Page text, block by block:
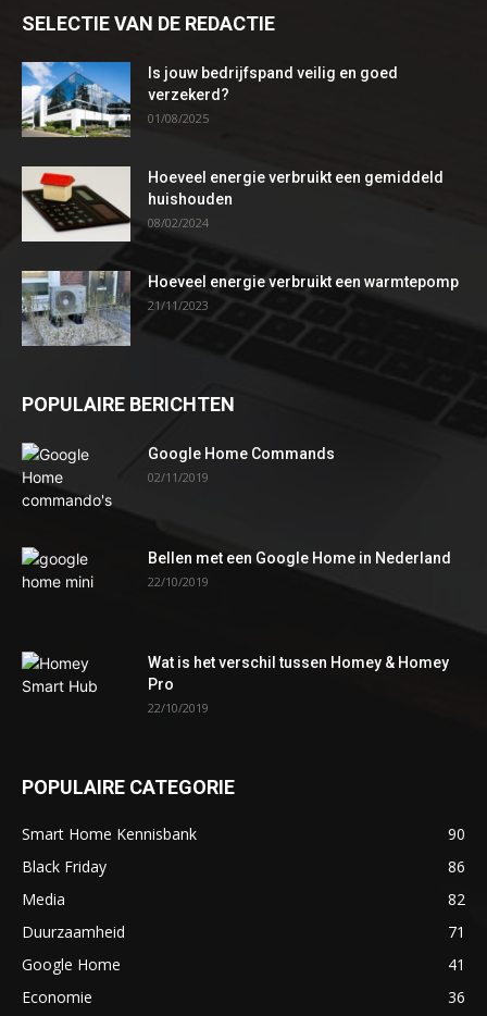
SELECTIE VAN DE REDACTIE
Is jouw bedrijfspand veilig en goed
verzekerd?
01/08/2025
Hoeveel energie verbruikt een gemiddeld
huishouden
08/02/2024
Hoeveel energie verbruikt een warmtepomp
21/11/2023
POPULAIRE BERICHTEN
Google Home Commands
02/11/2019
Bellen met een Google Home in Nederland
22/10/2019
Wat is het verschil tussen Homey & Homey
Pro
22/10/2019
POPULAIRE CATEGORIE
Smart Home Kennisbank
90
Black Friday
86
Media
82
Duurzaamheid
71
Google Home
41
Economie
36